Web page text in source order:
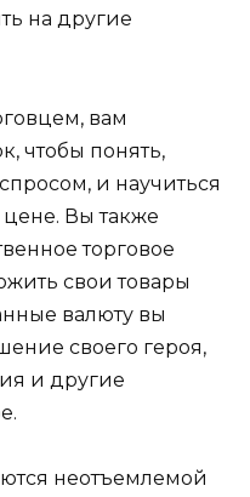
на другие
вам
чтобы понять,
и научиться
цене. Вы также
торговое
свои товары
валюту вы
своего героя,
и другие
неотъемлемой